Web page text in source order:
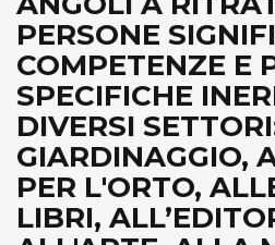
PERSONE
COMPETENZE E
SPECIFICHE
DIVERSI
GIARDINAGGIO,
PER L'ORTO,
LIBRI,